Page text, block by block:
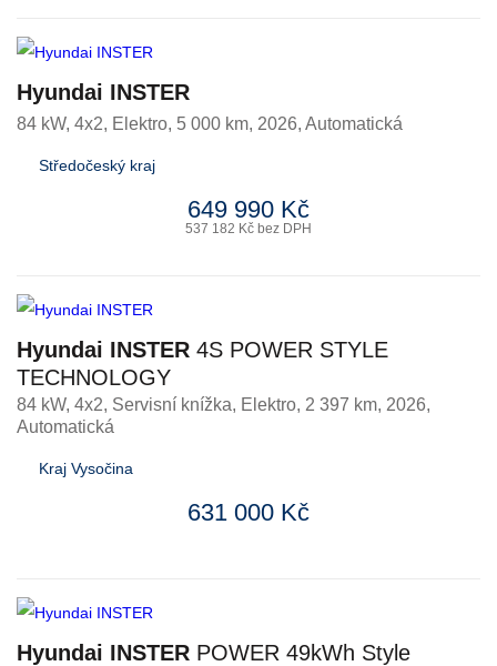
Hyundai INSTER
84 kW, 4x2, Elektro, 5 000 km, 2026, Automatická
Středočeský kraj
649 990 Kč
537 182 Kč bez DPH
Hyundai INSTER 4S POWER STYLE
TECHNOLOGY
84 kW, 4x2, Servisní knížka, Elektro, 2 397 km, 2026,
Automatická
Kraj Vysočina
631 000 Kč
Hyundai INSTER POWER 49kWh Style